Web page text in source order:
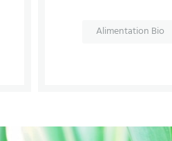
Alimentation Bio